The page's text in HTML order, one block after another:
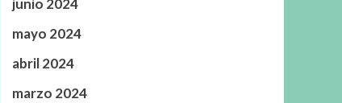
junio 2024
mayo 2024
abril 2024
marzo 2024